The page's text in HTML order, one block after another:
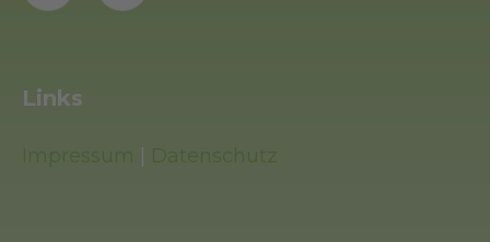
Links
Impressum Datenschutz